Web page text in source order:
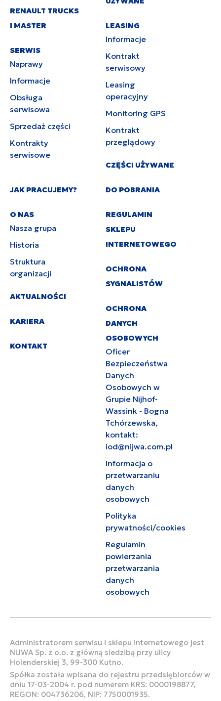
RENAULT TRUCKS
I MASTER
SERWIS
Naprawy
Informacje
Obsługa
serwisowa
Sprzedaż części
Kontrakty
serwisowe
LEASING
Informacje
Kontrakt
serwisowy
Leasing
operacyjny
Monitoring GPS
Kontrakt
przeglądowy
CZĘŚCI UŻYWANE
JAK PRACUJEMY?
O NAS
Nasza grupa
Historia
Struktura
organizacji
AKTUALNOŚCI
KARIERA
KONTAKT
DO POBRANIA
REGULAMIN
SKLEPU
INTERNETOWEGO
OCHRONA
SYGNALISTÓW
OCHRONA
DANYCH
OSOBOWYCH
Oficer
Bezpieczeństwa
Danych
Osobowych w
Grupie Nijhof-
Wassink - Bogna
Tchórzewska,
kontakt:
iod@nijwa.com.pl
Informacja o
przetwarzaniu
danych
osobowych
Polityka
prywatności/cookies
Regulamin
powierzania
przetwarzania
danych
osobowych
Administratorem serwisu i sklepu internetowego jest
NIJWA Sp. z o.o. z główną siedzibą przy ulicy
Holenderskiej 3, 99-300 Kutno.
Spółka została wpisana do rejestru przedsiębiorców w
dniu 17-03-2004 r. pod numerem KRS: 0000198877,
REGON: 004736206, NIP: 7750001935.